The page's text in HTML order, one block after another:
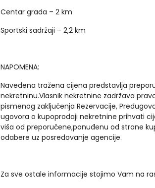
Centar grada – 2 km
Sportski sadržaji – 2,2 km
NAPOMENA:
Navedena tražena cijena predstavlja
nekretninu.Vlasnik nekretnine zadržava
pismenog zaključenja Rezervacije,
ugovora o kupoprodaji nekretnine prihvati
viša od preporučene,ponuđenu od strane
odabere uz posredovanje agencije.
Za sve ostale informacije stojimo Vam na